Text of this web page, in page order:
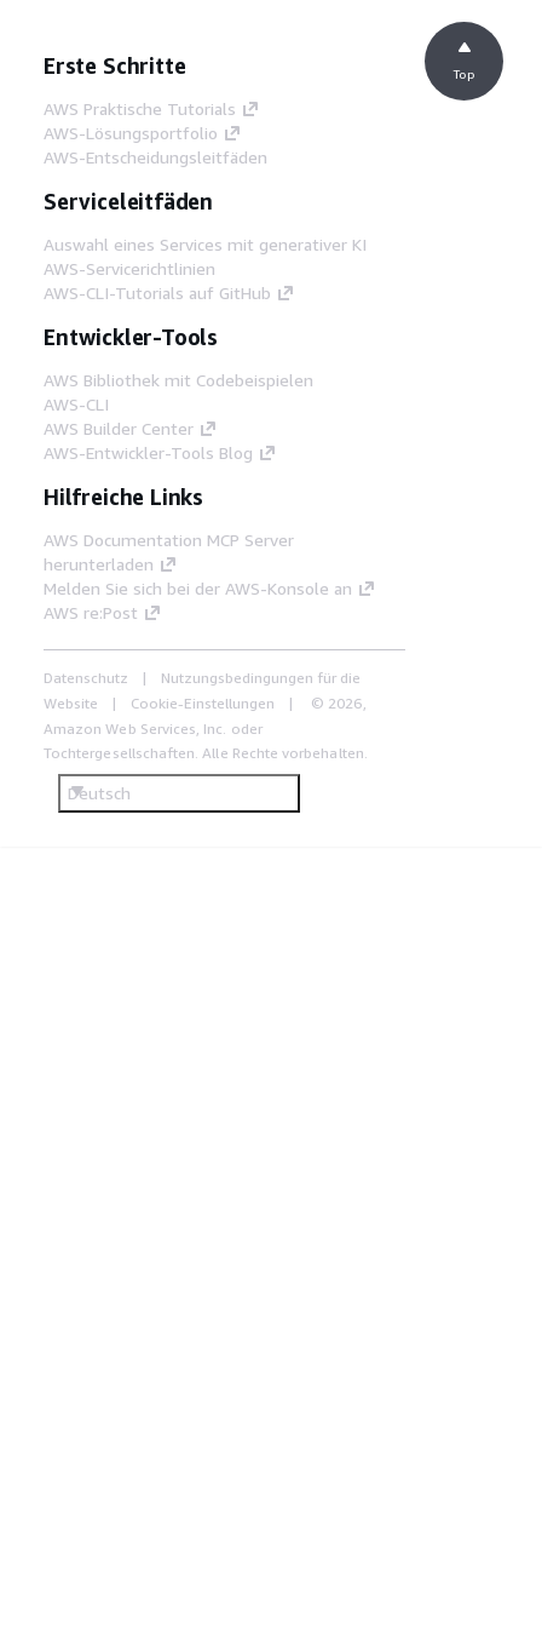
Erste Schritte
AWS Praktische Tutorials
AWS-Lösungsportfolio
AWS-Entscheidungsleitfäden
Serviceleitfäden
Auswahl eines Services mit generativer KI
AWS-Servicerichtlinien
AWS-CLI-Tutorials auf GitHub
Entwickler-Tools
AWS Bibliothek mit Codebeispielen
AWS-CLI
AWS Builder Center
AWS-Entwickler-Tools Blog
Hilfreiche Links
AWS Documentation MCP Server
herunterladen
Melden Sie sich bei der AWS-Konsole an
AWS re:Post
Datenschutz
Nutzungsbedingungen für die
Website
Cookie-Einstellungen
© 2026,
Amazon Web Services, Inc. oder
Tochtergesellschaften. Alle Rechte vorbehalten.
Deutsch
Top